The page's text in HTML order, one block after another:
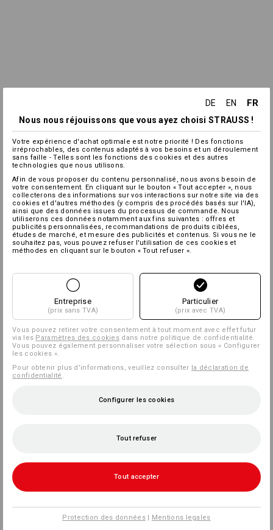
DE EN FR
Nous nous réjouissons que vous ayez choisi STRAUSS !
Votre expérience d'achat optimale est notre priorité ! Des fonctions
irréprochables, des contenus adaptés à vos besoins et un déroulement
sans faille - Telles sont les fonctions des cookies et des autres
technologies que nous utilisons.
Afin de vous proposer du contenu personnalisé, nous avons besoin de
votre consentement. En cliquant sur le bouton « Tout accepter », nous
collecterons des informations sur vos interactions sur notre site via des
cookies et d'autres méthodes (y compris des procédés basés sur l'IA),
ainsi que des données issues du processus de commande. Nous
utiliserons ces données notamment aux fins suivantes : offres et
publicités personnalisées, recommandations de produits ciblées,
études de marché, et mesure des publicités et contenus. Si vous ne le
souhaitez pas, vous pouvez refuser l'utilisation de ces cookies et
méthodes en cliquant sur le bouton « Tout refuser ».
Entreprise
(prix sans TVA)
Particulier
(prix avec TVA)
Vous pouvez retirer votre consentement à tout moment avec effet futur
via les Paramètres des cookies dans notre politique de confidentialité.
Vous pouvez également personnaliser votre sélection sous « Configurer
les cookies ».
Pour obtenir plus d'informations, veuillez consulter la déclaration de
confidentialité .
Configurer les cookies
Tout refuser
Tout accepter
Protection des données| Mentions legales